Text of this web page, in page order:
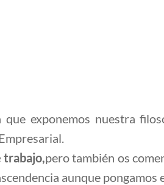
que exponemos nuestra
trabajo,pero también os
aunque pongamos